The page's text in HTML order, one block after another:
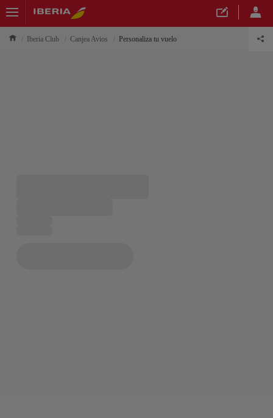
Iberia Club Canjea Avios Personaliza tu vuelo